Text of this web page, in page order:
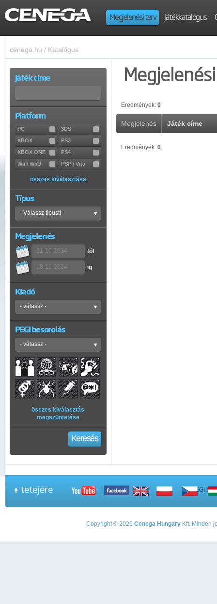
Megjelenési terv Játékkatalógus
cenega.hu / Katalógus
Játék címe
Platform
PC
3DS
XBOX
PS3
XBOX ONE
PS4
Wii / WiiU
PSP / Vita
összes kiválasztása
Típus
Megjelenés
tól
ig
Kiadó
PEGI besorolás
összes kiválasztás
megszüntetése
Keresés
Eredmények: 0
Megjelenés Játék címe
Eredmények: 0
tetejére A PEGI
Copyright © 2026 Cenega Hungary Kft. Minden